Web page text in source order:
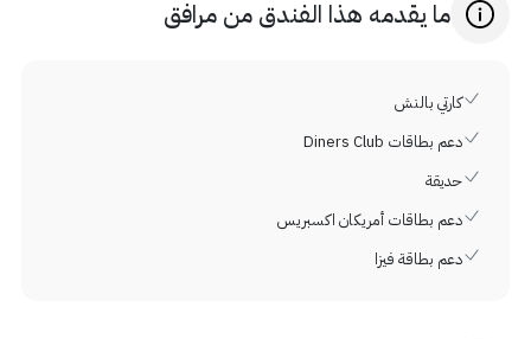
ما يقدمه هذا الفندق من مرافق
كارتي بالنش
دعم بطاقات Diners Club
حديقة
دعم بطاقات أمريكان اكسبريس
دعم بطاقة فيزا